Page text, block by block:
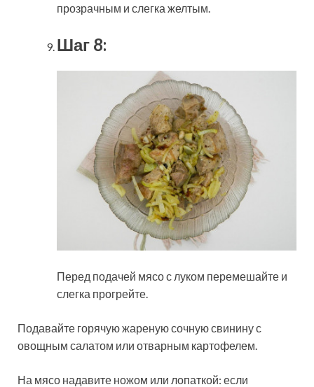
прозрачным и слегка желтым.
Шаг 8:
Перед подачей мясо с луком перемешайте и
слегка прогрейте.
Подавайте горячую жареную сочную свинину с
овощным салатом или отварным картофелем.
На мясо надавите ножом или лопаткой: если